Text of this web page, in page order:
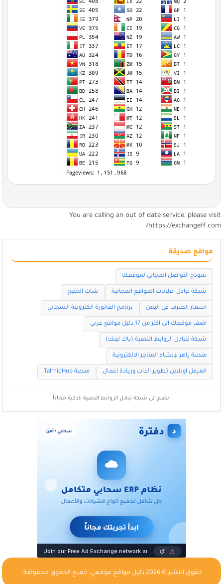
You are calling an out of date service, please visit
https://exchangeff.com/
مواقع صديقة
نموذج التواصل المجاني لموقعك
شبكة تبادل اعلانات المواقع المجانية شات الخليج
اسعار الصرف في اليمن برنامج الفاتورة الكترونية السحابي
اضف موقعك الى اكثر من 17 دليل مواقع عربي
شبكة لتبادل الروابط النصية (باك لينك)
منصة زاهر لإنشاء المتاجر الالكترونية
المزمل اونلاين تطوير الذات وريادة اعمال منصة TalmidHub
انضم الى شبكة تبادل الروابط النصية الذكية مجاناً
حقوق النشر © 2026 دليل مواقع موقعي , جميع الحقوق محفوظة.